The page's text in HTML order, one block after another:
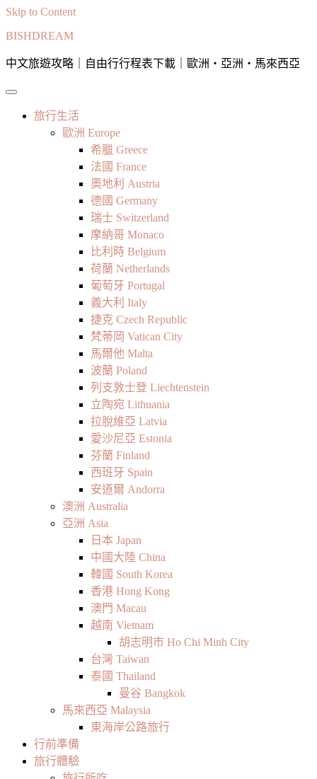
Skip to Content
BISHDREAM
中文旅遊攻略｜自由行行程表下載｜歐洲・亞洲・馬來西亞
旅行生活
歐洲 Europe
希臘 Greece
法國 France
奧地利 Austria
德國 Germany
瑞士 Switzerland
摩納哥 Monaco
比利時 Belgium
荷蘭 Netherlands
葡萄牙 Portugal
義大利 Italy
捷克 Czech Republic
梵蒂岡 Vatican City
馬爾他 Malta
波蘭 Poland
列支敦士登 Liechtenstein
立陶宛 Lithuania
拉脫維亞 Latvia
愛沙尼亞 Estonia
芬蘭 Finland
西班牙 Spain
安道爾 Andorra
澳洲 Australia
亞洲 Asia
日本 Japan
中國大陸 China
韓國 South Korea
香港 Hong Kong
澳門 Macau
越南 Vietnam
胡志明市 Ho Chi Minh City
台灣 Taiwan
泰國 Thailand
曼谷 Bangkok
馬來西亞 Malaysia
東海岸公路旅行
行前準備
旅行體驗